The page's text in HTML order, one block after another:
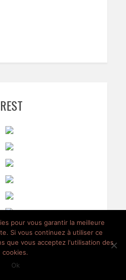
pour vous garantir la meilleure
Si vous continuez à utiliser ce
que vous acceptez l'utilisation des
cookies.
Ok